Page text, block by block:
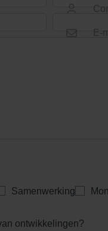
E-
Samenwerking
ontwikkelingen?